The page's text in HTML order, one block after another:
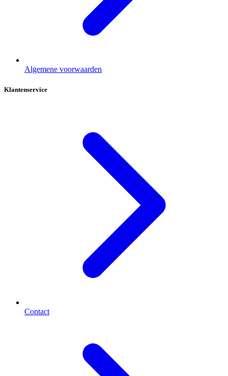
Algemene voorwaarden
Klantenservice
Contact